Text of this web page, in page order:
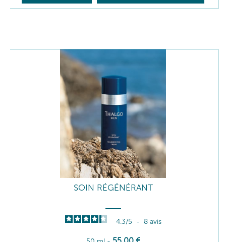
SOIN RÉGÉNÉRANT
4.3/5 - 8 avis